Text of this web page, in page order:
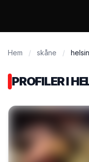
Hem / skåne /
PROFILER I